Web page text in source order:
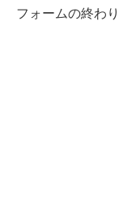
フォームの終わり